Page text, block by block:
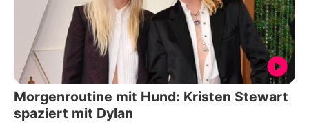
Morgenroutine mit Hund: Kristen Stewart
spaziert mit Dylan